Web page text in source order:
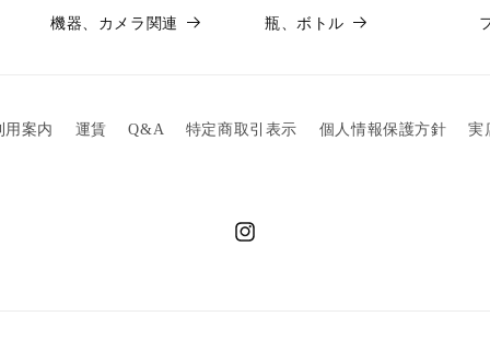
機器、カメラ関連 瓶、ボトル
用案内 運賃 Q&A 特定商取引表示 個人情報保護方針 実
Instagram